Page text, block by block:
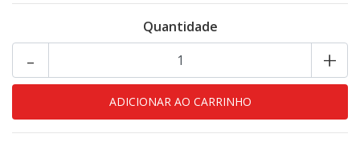
Quantidade
+
-